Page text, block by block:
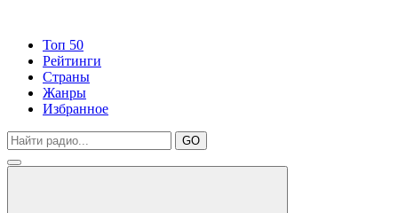
Топ 50
Рейтинги
Страны
Жанры
Избранное
GO